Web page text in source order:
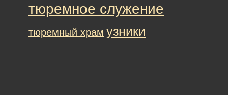
тюремное служение
тюремный храм узники